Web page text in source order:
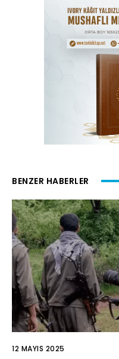
BENZER HABERLER
12 MAYIS 2025